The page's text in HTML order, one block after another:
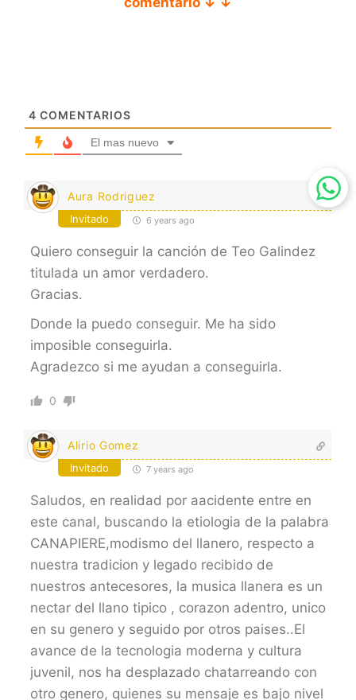
4 COMENTARIOS
El mas nuevo
Aura Rodriguez
Invitado 6 years ago
Quiero conseguir la canción de Teo Galindez
titulada un amor verdadero.
Gracias.
Donde la puedo conseguir. Me ha sido
imposible conseguirla.
Agradezco si me ayudan a conseguirla.
0
Alirio Gomez
Invitado 7 years ago
Saludos, en realidad por aacidente entre en
este canal, buscando la etiologia de la palabra
CANAPIERE,modismo del llanero, respecto a
nuestra tradicion y legado recibido de
nuestros antecesores, la musica llanera es un
nectar del llano tipico , corazon adentro, unico
en su genero y seguido por otros paises..El
avance de la tecnologia moderna y cultura
juvenil, nos ha desplazado chatarreando con
otro genero, quienes su mensaje es bajo nivel